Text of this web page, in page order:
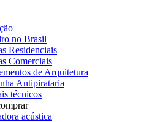
no Brasil
Residenciais
Comerciais
de Arquitetura
Antipirataria
técnicos
acústica